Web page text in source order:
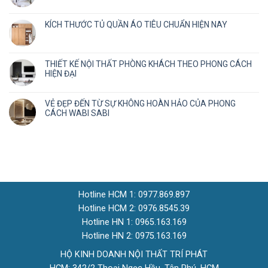
KÍCH THƯỚC TỦ QUẦN ÁO TIÊU CHUẨN HIỆN NAY
THIẾT KẾ NỘI THẤT PHÒNG KHÁCH THEO PHONG CÁCH
HIỆN ĐẠI
VẺ ĐẸP ĐẾN TỪ SỰ KHÔNG HOÀN HẢO CỦA PHONG
CÁCH WABI SABI
Hotline HCM 1: 0977.869.897
Hotline HCM 2: 0976.8545.39
Hotline HN 1: 0965.163.169
Hotline HN 2: 0975.163.169
HỘ KINH DOANH NỘI THẤT TRÍ PHÁT